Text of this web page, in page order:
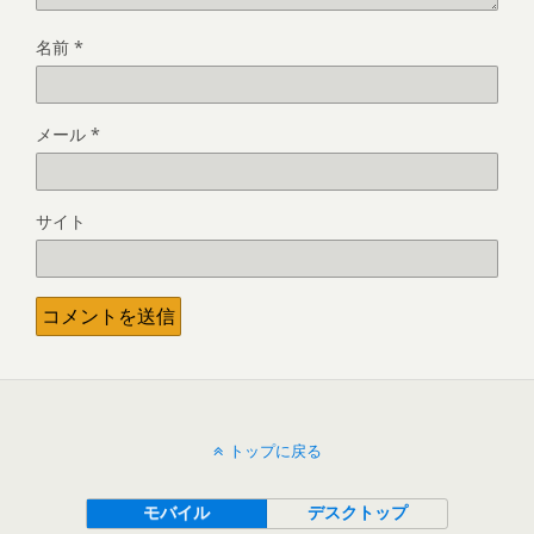
名前 *
メール *
サイト
トップに戻る
モバイル デスクトップ